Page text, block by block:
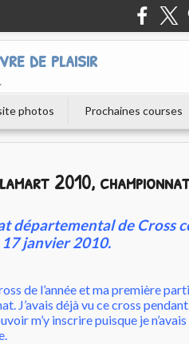
de plaisir
photos Prochaines courses
2010,
départemental de Cross
janvier 2010.
de l’année et ma première
J’avais déjà vu ce cross
m’y inscrire puisque je